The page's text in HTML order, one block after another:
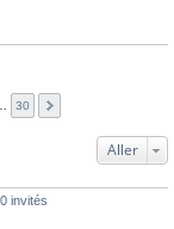
30
Aller
invités